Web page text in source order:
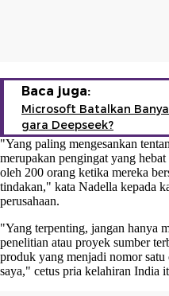
Baca juga:
Microsoft Batalkan
gara Deepseek?
"Yang paling mengesankan
merupakan pengingat yang
oleh 200 orang ketika mereka
tindakan," kata Nadella kepada
perusahaan.
"Yang terpenting, jangan hanya
penelitian atau proyek sumber
produk yang menjadi nomor
saya," cetus pria kelahiran India